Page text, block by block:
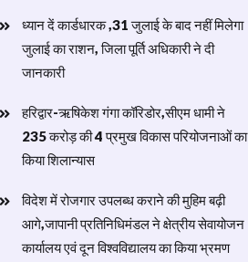
ध्यान दें कार्डधारक ,31 जुलाई के बाद नहीं मिलेगा
जुलाई का राशन, जिला पूर्ति अधिकारी ने दी
जानकारी
हरिद्वार-ऋषिकेश गंगा कॉरिडोर,सीएम धामी ने
235 करोड़ की 4 प्रमुख विकास परियोजनाओं का
किया शिलान्यास
विदेश में रोजगार उपलब्ध कराने की मुहिम बढ़ी
आगे,जापानी प्रतिनिधिमंडल ने क्षेत्रीय सेवायोजन
कार्यालय एवं दून विश्वविद्यालय का किया भ्रमण